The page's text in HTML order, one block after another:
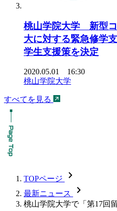
桃山学院大学 新型
大に対する緊急修学
学生支援策を決定
2020.05.01 16:30
桃山学院大学
すべてを見る
TOPページ chevron_forward
最新ニュース chevron_forward
桃山学院大学で「第17回